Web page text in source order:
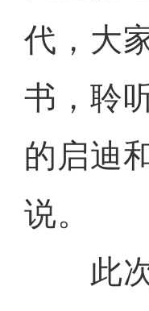
代，大
书，聆
的启迪
说。
此次